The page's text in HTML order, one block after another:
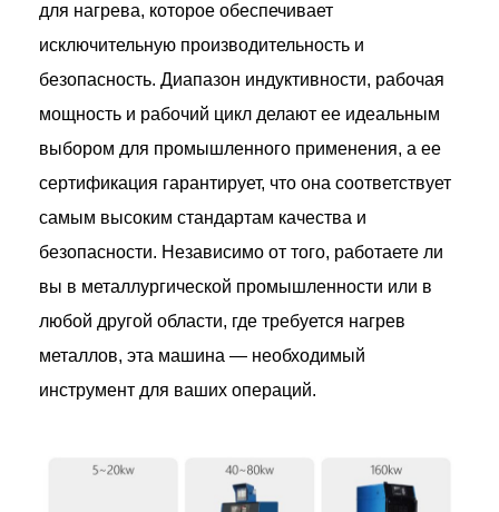
для нагрева, которое обеспечивает
исключительную производительность и
безопасность. Диапазон индуктивности, рабочая
мощность и рабочий цикл делают ее идеальным
выбором для промышленного применения, а ее
сертификация гарантирует, что она соответствует
самым высоким стандартам качества и
безопасности. Независимо от того, работаете ли
вы в металлургической промышленности или в
любой другой области, где требуется нагрев
металлов, эта машина — необходимый
инструмент для ваших операций.